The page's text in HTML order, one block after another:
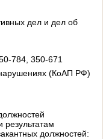
дел и дел об
784, 350-671
(КоАП РФ)
результатам
должностей: